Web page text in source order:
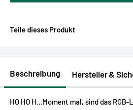
Teile dieses Produkt
Beschreibung Hersteller &
HO HO H...Moment mal, sind das